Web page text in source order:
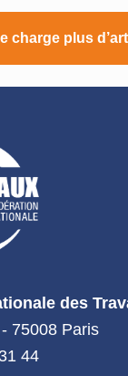
charge plus
des
75008 Paris
44